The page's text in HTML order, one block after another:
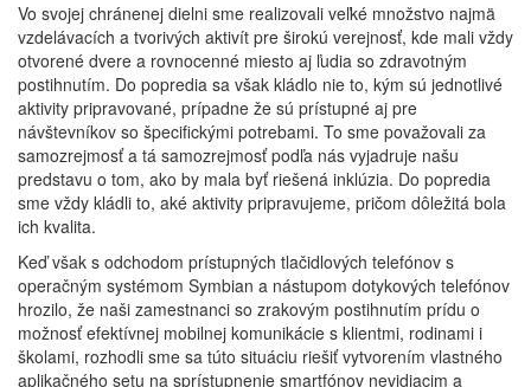
Vo svojej chránenej dielni sme realizovali veľké množstvo najmä
vzdelávacích a tvorivých aktivít pre širokú verejnosť, kde mali vždy
otvorené dvere a rovnocenné miesto aj ľudia so zdravotným
postihnutím. Do popredia sa však kládlo nie to, kým sú jednotlivé
aktivity pripravované, prípadne že sú prístupné aj pre
návštevníkov so špecifickými potrebami. To sme považovali za
samozrejmosť a tá samozrejmosť podľa nás vyjadruje našu
predstavu o tom, ako by mala byť riešená inklúzia. Do popredia
sme vždy kládli to, aké aktivity pripravujeme, pričom dôležitá bola
ich kvalita.
Keď však s odchodom prístupných tlačidlových telefónov s
operačným systémom Symbian a nástupom dotykových telefónov
hrozilo, že naši zamestnanci so zrakovým postihnutím prídu o
možnosť efektívnej mobilnej komunikácie s klientmi, rodinami i
školami, rozhodli sme sa túto situáciu riešiť vytvorením vlastného
aplikačného setu na sprístupnenie smartfónov nevidiacim a